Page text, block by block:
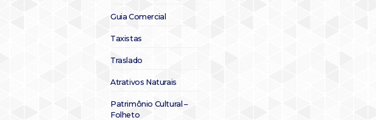
Guia Comercial
Taxistas
Traslado
Atrativos Naturais
Patrimônio Cultural –
Folheto